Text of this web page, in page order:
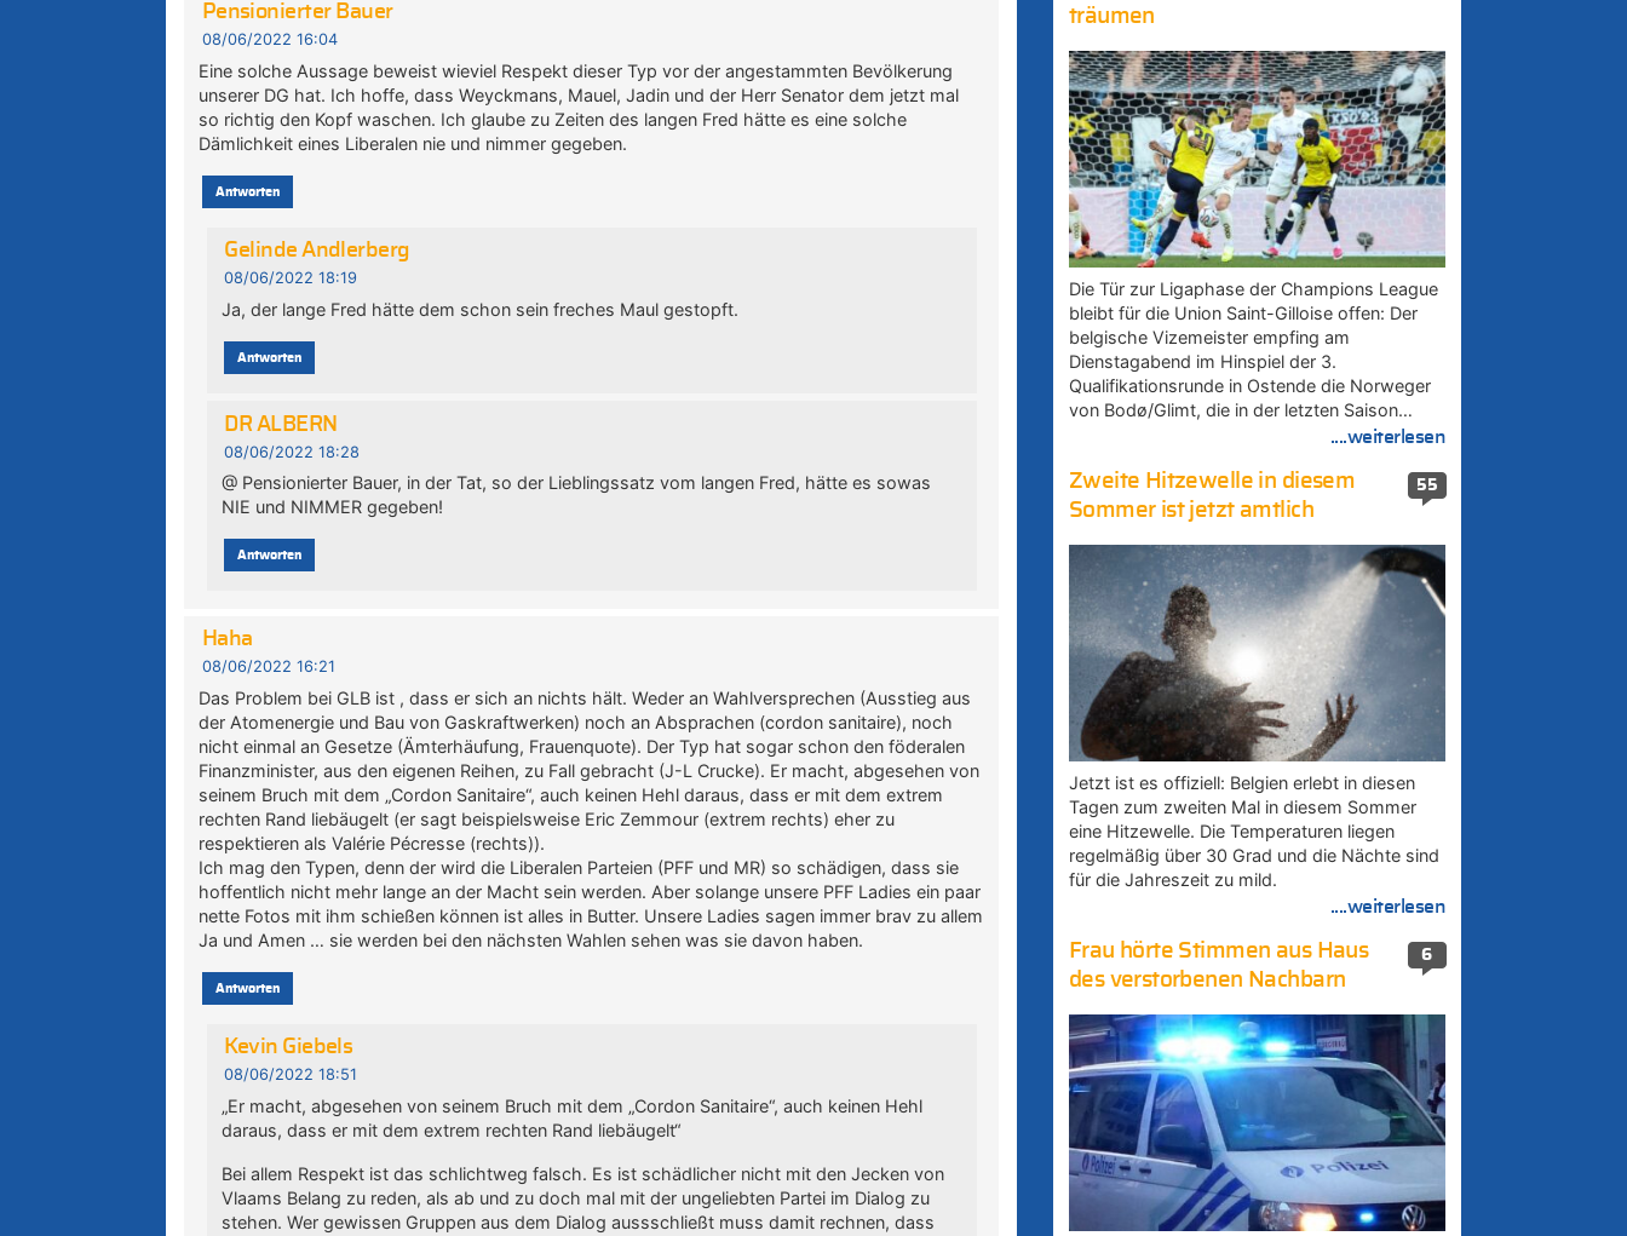
Pensionierter Bauer
08/06/2022 16:04
Eine solche Aussage beweist wieviel Respekt dieser Typ vor der angestammten Bevölkerung
unserer DG hat. Ich hoffe, dass Weyckmans, Mauel, Jadin und der Herr Senator dem jetzt mal
so richtig den Kopf waschen. Ich glaube zu Zeiten des langen Fred hätte es eine solche
Dämlichkeit eines Liberalen nie und nimmer gegeben.
Antworten
Gelinde Andlerberg
08/06/2022 18:19
Ja, der lange Fred hätte dem schon sein freches Maul gestopft.
Antworten
DR ALBERN
08/06/2022 18:28
@ Pensionierter Bauer, in der Tat, so der Lieblingssatz vom langen Fred, hätte es sowas
NIE und NIMMER gegeben!
Antworten
Haha
08/06/2022 16:21
Das Problem bei GLB ist , dass er sich an nichts hält. Weder an Wahlversprechen (Ausstieg aus
der Atomenergie und Bau von Gaskraftwerken) noch an Absprachen (cordon sanitaire), noch
nicht einmal an Gesetze (Ämterhäufung, Frauenquote). Der Typ hat sogar schon den föderalen
Finanzminister, aus den eigenen Reihen, zu Fall gebracht (J-L Crucke). Er macht, abgesehen von
seinem Bruch mit dem „Cordon Sanitaire“, auch keinen Hehl daraus, dass er mit dem extrem
rechten Rand liebäugelt (er sagt beispielsweise Eric Zemmour (extrem rechts) eher zu
respektieren als Valérie Pécresse (rechts)).
Ich mag den Typen, denn der wird die Liberalen Parteien (PFF und MR) so schädigen, dass sie
hoffentlich nicht mehr lange an der Macht sein werden. Aber solange unsere PFF Ladies ein paar
nette Fotos mit ihm schießen können ist alles in Butter. Unsere Ladies sagen immer brav zu allem
Ja und Amen … sie werden bei den nächsten Wahlen sehen was sie davon haben.
Antworten
Kevin Giebels
08/06/2022 18:51
„Er macht, abgesehen von seinem Bruch mit dem „Cordon Sanitaire“, auch keinen Hehl
daraus, dass er mit dem extrem rechten Rand liebäugelt“
Bei allem Respekt ist das schlichtweg falsch. Es ist schädlicher nicht mit den Jecken von
Vlaams Belang zu reden, als ab und zu doch mal mit der ungeliebten Partei im Dialog zu
stehen. Wer gewissen Gruppen aus dem Dialog aussschließt muss damit rechnen, dass
träumen
Die Tür zur Ligaphase der Champions League
bleibt für die Union Saint-Gilloise offen: Der
belgische Vizemeister empfing am
Dienstagabend im Hinspiel der 3.
Qualifikationsrunde in Ostende die Norweger
von Bodø/Glimt, die in der letzten Saison…
....weiterlesen
55
Zweite Hitzewelle in diesem
Sommer ist jetzt amtlich
Jetzt ist es offiziell: Belgien erlebt in diesen
Tagen zum zweiten Mal in diesem Sommer
eine Hitzewelle. Die Temperaturen liegen
regelmäßig über 30 Grad und die Nächte sind
für die Jahreszeit zu mild.
....weiterlesen
6
Frau hörte Stimmen aus Haus
des verstorbenen Nachbarn